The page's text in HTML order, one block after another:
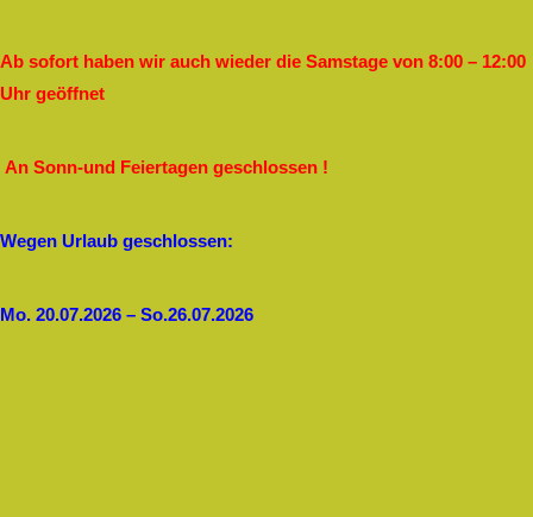
Ab sofort haben wir auch wieder die Samstage von 8:00 – 12:00
Uhr geöffnet
An Sonn-und Feiertagen geschlossen !
Wegen Urlaub geschlossen:
Mo. 20.07.2026 – So.26.07.2026